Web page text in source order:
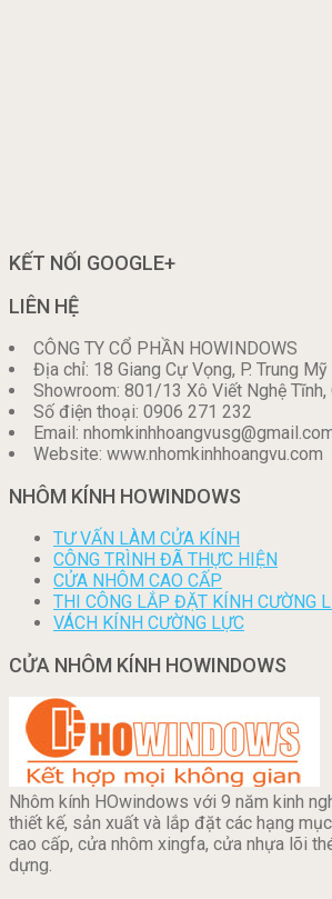
KẾT NỐI GOOGLE+
LIÊN HỆ
CÔNG TY CỔ PHẦN HOWINDOWS
Địa chỉ: 18 Giang Cự Vọng, P. Trung Mỹ
Showroom: 801/13 Xô Viết Nghệ Tĩnh,
Số điện thoại: 0906 271 232
Email:
Website: www.nhomkinhhoangvu.com
NHÔM KÍNH HOWINDOWS
TƯ VẤN LÀM CỬA KÍNH
CÔNG TRÌNH ĐÃ THỰC HIỆN
CỬA NHÔM CAO CẤP
THI CÔNG LẮP ĐẶT KÍNH CƯỜNG
VÁCH KÍNH CƯỜNG LỰC
CỬA NHÔM KÍNH HOWINDOWS
Nhôm kính HOwindows với 9 năm kinh
thiết kế, sản xuất và lắp đặt các hạng
cao cấp, cửa nhôm xingfa, cửa nhựa lõi
dựng.